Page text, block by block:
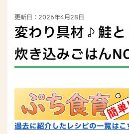
更新日：2026年4月28日
変わり具材♪鮭と
炊き込みごはん
過去に紹介したレシピの一覧はこ